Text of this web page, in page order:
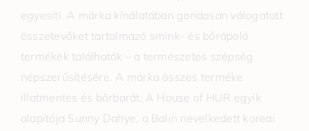
egyesíti. A márka kínálatában gondosan válogatott
összetevőket tartalmazó smink- és bőrápoló
termékek találhatók – a természetes szépség
népszerűsítésére. A márka összes terméke
illatmentes és bőrbarát. A House of HUR egyik
alapítója Sunny Dahye, a Balin nevelkedett koreai